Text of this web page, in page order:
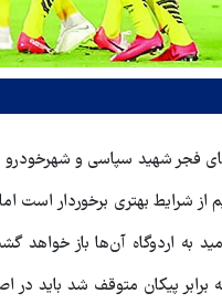
فجر شهید سپاسی و
از شرایط بهتری برخوردار است
به اردوگاه آن‌ها باز خواهد
پیکان متوقف شد باید در